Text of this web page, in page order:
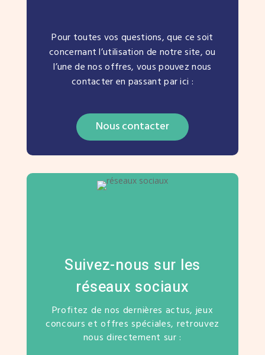
Pour toutes vos questions, que ce soit
concernant l’utilisation de notre site, ou
l’une de nos offres, vous pouvez nous
contacter en passant par ici :
Nous contacter
Suivez-nous sur les
réseaux sociaux
Profitez de nos dernières actus, jeux
concours et offres spéciales, retrouvez
nous directement sur :